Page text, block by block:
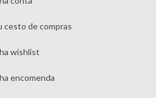
cesto de compras
wishlist
encomenda